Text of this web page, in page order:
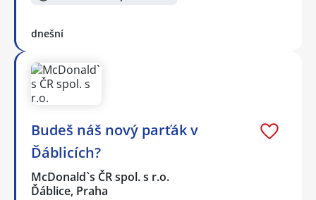
dnešní
Budeš náš nový parťák v
Ďáblicích?
McDonald`s ČR spol. s r.o.
Ďáblice, Praha